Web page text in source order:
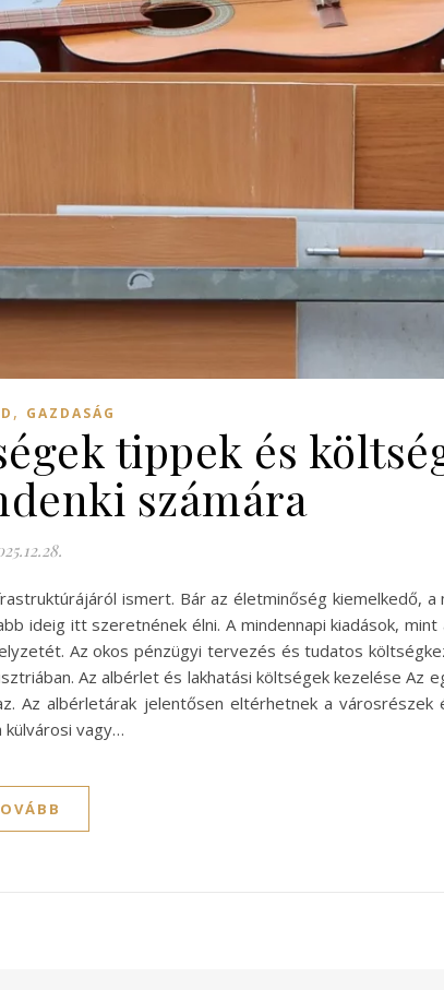
, GAZDASÁG
tippek és
számára
ismert. Bár az életminőség kiemelkedő,
ideig itt szeretnének élni. A mindennapi kiadások, mint
Az okos pénzügyi tervezés és tudatos
Az albérlet és lakhatási költségek kezelése Az
Az albérletárak jelentősen eltérhetnek a városrészek
külvárosi vagy…